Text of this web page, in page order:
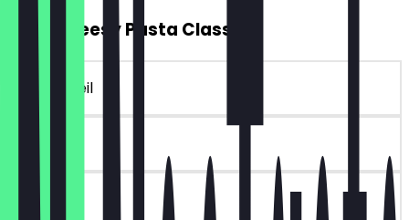
2für1 Cheesy Pasta Classic
~€ 8 Vorteil
90 Tage
vor Ort